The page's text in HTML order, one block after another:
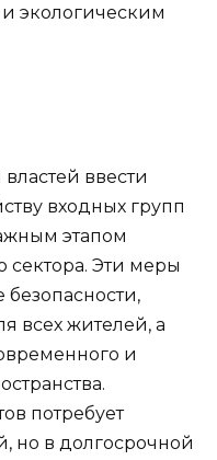
экологическим
ввести
входных групп
этапом
Эти меры
всех жителей, а
и
потребует
но в долгосрочной